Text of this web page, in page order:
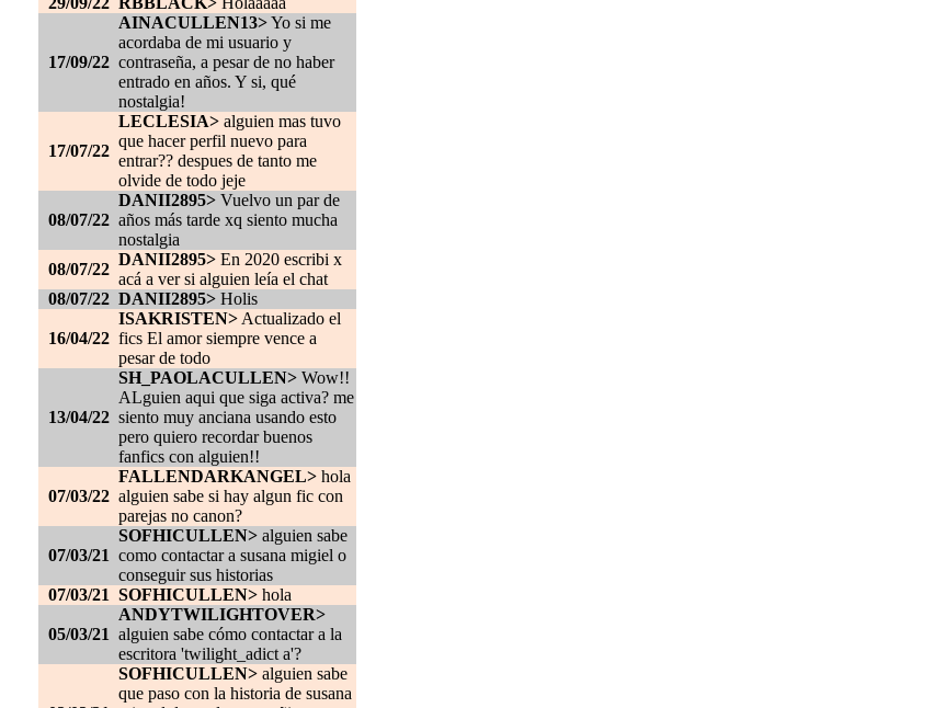
17/09/22
AINACULLEN13>Yo si me
acordaba de mi usuario y
contraseña, a pesar de no haber
entrado en años. Y si, qué
nostalgia!
17/07/22
LECLESIA> alguien mas tuvo
que hacer perfil nuevo para
entrar?? despues de tanto me
olvide de todo jeje
08/07/22
DANII2895> Vuelvo un par de
años más tarde xq siento mucha
nostalgia
08/07/22
DANII2895> En 2020 escribi x
acá a ver si alguien leía el chat
08/07/22 DANII2895> Holis
16/04/22
ISAKRISTEN> Actualizado el
fics El amor siempre vence a
pesar de todo
13/04/22
SH_PAOLACULLEN> Wow!!
ALguien aqui que siga activa? me
siento muy anciana usando esto
pero quiero recordar buenos
fanfics con alguien!!
07/03/22
FALLENDARKANGEL> hola
alguien sabe si hay algun fic con
parejas no canon?
07/03/21
SOFHICULLEN> alguien sabe
como contactar a susana migiel o
conseguir sus historias
07/03/21 SOFHICULLEN> hola
05/03/21
ANDYTWILIGHTOVER>
alguien sabe cómo contactar a la
escritora 'twilight_adict a'?
SOFHICULLEN> alguien sabe
que paso con la historia de susana